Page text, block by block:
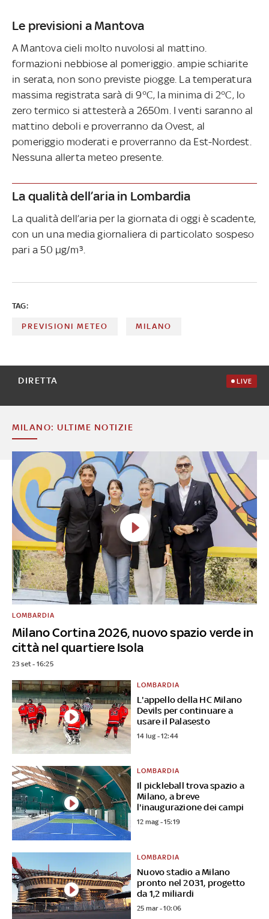
Le previsioni a Mantova
A Mantova cieli molto nuvolosi al mattino.
formazioni nebbiose al pomeriggio. ampie schiarite
in serata, non sono previste piogge. La temperatura
massima registrata sarà di 9°C, la minima di 2°C, lo
zero termico si attesterà a 2650m. I venti saranno al
mattino deboli e proverranno da Ovest, al
pomeriggio moderati e proverranno da Est-Nordest.
Nessuna allerta meteo presente.
La qualità dell’aria in Lombardia
La qualità dell’aria per la giornata di oggi è scadente,
con un una media giornaliera di particolato sospeso
pari a 50 µg/m³.
TAG:
PREVISIONI METEO MILANO
DIRETTA LIVE
MILANO: ULTIME NOTIZIE
Milano Cortina 2026, nuovo spazio verde in
città nel quartiere Isola
LOMBARDIA
23 set - 16:25
L'appello della HC Milano
Devils per continuare a
usare il Palasesto
LOMBARDIA
14 lug - 12:44
Il pickleball trova spazio a
Milano, a breve
l'inaugurazione dei campi
LOMBARDIA
12 mag - 15:19
Nuovo stadio a Milano
pronto nel 2031, progetto
da 1,2 miliardi
LOMBARDIA
25 mar - 10:06